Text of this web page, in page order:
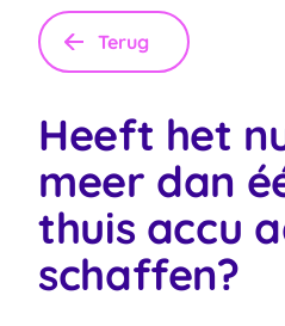
Terug
Heeft het
meer dan
thuis accu
schaffen?